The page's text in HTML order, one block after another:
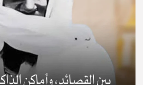
© Copyright 2025, APS